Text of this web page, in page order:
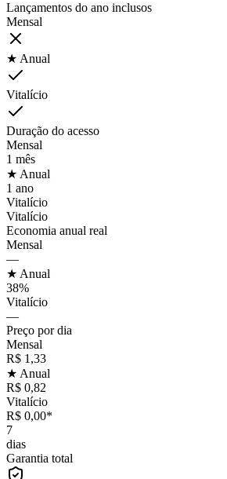
Lançamentos do ano inclusos
Mensal
★ Anual
Vitalício
Duração do acesso
Mensal
1 mês
★ Anual
1 ano
Vitalício
Vitalício
Economia anual real
Mensal
—
★ Anual
38%
Vitalício
—
Preço por dia
Mensal
R$ 1,33
★ Anual
R$ 0,82
Vitalício
R$ 0,00*
7
dias
Garantia total